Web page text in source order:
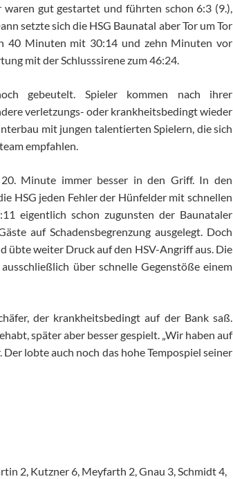
gut gestartet und führten schon 6:3 (9.),
setzte sich die HSG Baunatal aber Tor um Tor
40 Minuten mit 30:14 und zehn Minuten vor
mit der Schlusssirene zum 46:24.
gebeutelt. Spieler kommen nach ihrer
verletzungs- oder krankheitsbedingt wieder
mit jungen talentierten Spielern, die sich
empfahlen.
Minute immer besser in den Griff. In den
HSG jeden Fehler der Hünfelder mit schnellen
eigentlich schon zugunsten der Baunataler
auf Schadensbegrenzung ausgelegt. Doch
übte weiter Druck auf den HSV-Angriff aus. Die
über schnelle Gegenstöße einem
der krankheitsbedingt auf der Bank saß.
später aber besser gespielt. „Wir haben auf
lobte auch noch das hohe Tempospiel seiner
2, Kutzner 6, Meyfarth 2, Gnau 3, Schmidt 4,